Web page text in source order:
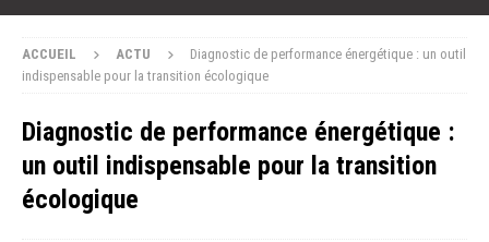
ACCUEIL ACTU
Diagnostic de performance énergétique : un outil
indispensable pour la transition écologique
Diagnostic de performance énergétique :
un outil indispensable pour la transition
écologique